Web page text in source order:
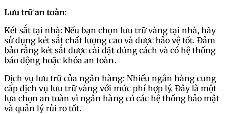
Lưu trữ an toàn:
Két sắt tại nhà: Nếu bạn chọn lưu trữ vàng tại nhà, hãy
sử dụng két sắt chất lượng cao và được bảo vệ tốt. Đảm
bảo rằng két sắt được cài đặt đúng cách và có hệ thống
báo động hoặc khóa an toàn.
Dịch vụ lưu trữ của ngân hàng: Nhiều ngân hàng cung
cấp dịch vụ lưu trữ vàng với mức phí hợp lý. Đây là một
lựa chọn an toàn vì ngân hàng có các hệ thống bảo mật
và quản lý rủi ro tốt.